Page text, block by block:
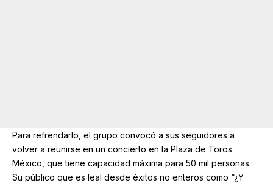
Para refrendarlo, el grupo convocó a sus seguidores a
volver a reunirse en un concierto en la Plaza de Toros
México, que tiene capacidad máxima para 50 mil personas.
Su público que es leal desde éxitos no enteros como “¿Y